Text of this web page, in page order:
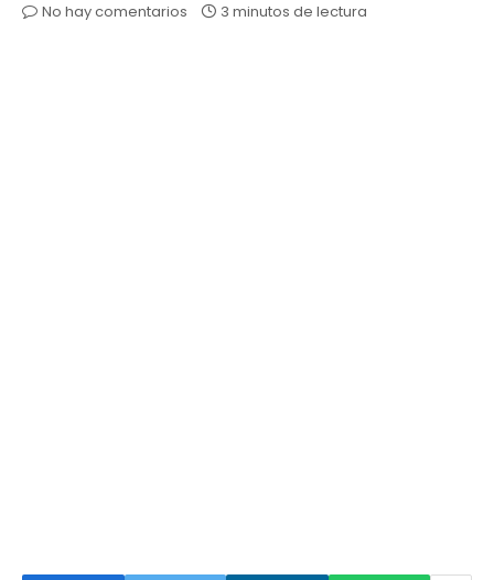
No hay comentarios
3 minutos de lectura